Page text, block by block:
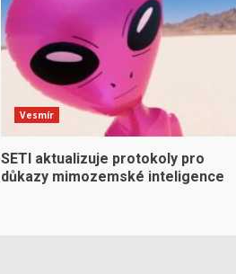
Vesmír
SETI aktualizuje protokoly pro
důkazy mimozemské inteligence